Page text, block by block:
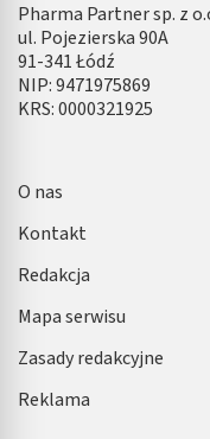
Pharma Partner sp. z
ul. Pojezierska 90A
91-341 Łódź
NIP: 9471975869
KRS: 0000321925
O nas
Kontakt
Redakcja
Mapa serwisu
Zasady redakcyjne
Reklama